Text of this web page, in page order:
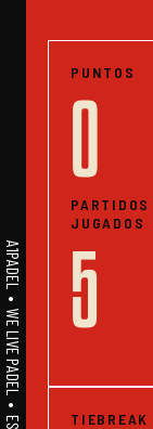
A1PADEL • WE LIVE PADEL • ESTADISTICAS
PUNTOS
0
PARTIDOS
JUGADOS
5
TIEBREAK